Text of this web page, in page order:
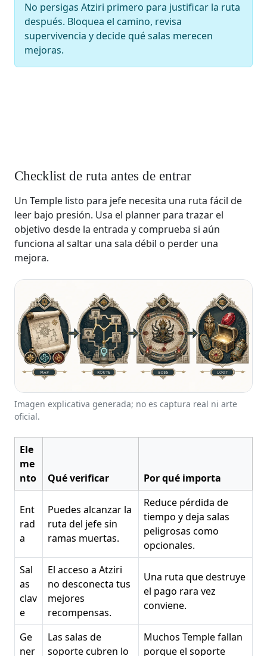
No persigas Atziri primero para justificar la ruta
después. Bloquea el camino, revisa
supervivencia y decide qué salas merecen
mejoras.
Checklist de ruta antes de entrar
Un Temple listo para jefe necesita una ruta fácil de
leer bajo presión. Usa el planner para trazar el
objetivo desde la entrada y comprueba si aún
funciona al saltar una sala débil o perder una
mejora.
Imagen explicativa generada; no es captura real ni arte
oficial.
Ele
me
nto
Qué verificar Por qué importa
Ent
rad
a
Puedes alcanzar la
ruta del jefe sin
ramas muertas.
Reduce pérdida de
tiempo y deja salas
peligrosas como
opcionales.
Sal
as
clav
e
El acceso a Atziri
no desconecta tus
mejores
recompensas.
Una ruta que destruye
el pago rara vez
conviene.
Ge
ner
Las salas de
soporte cubren lo
Muchos Temple fallan
porque el soporte